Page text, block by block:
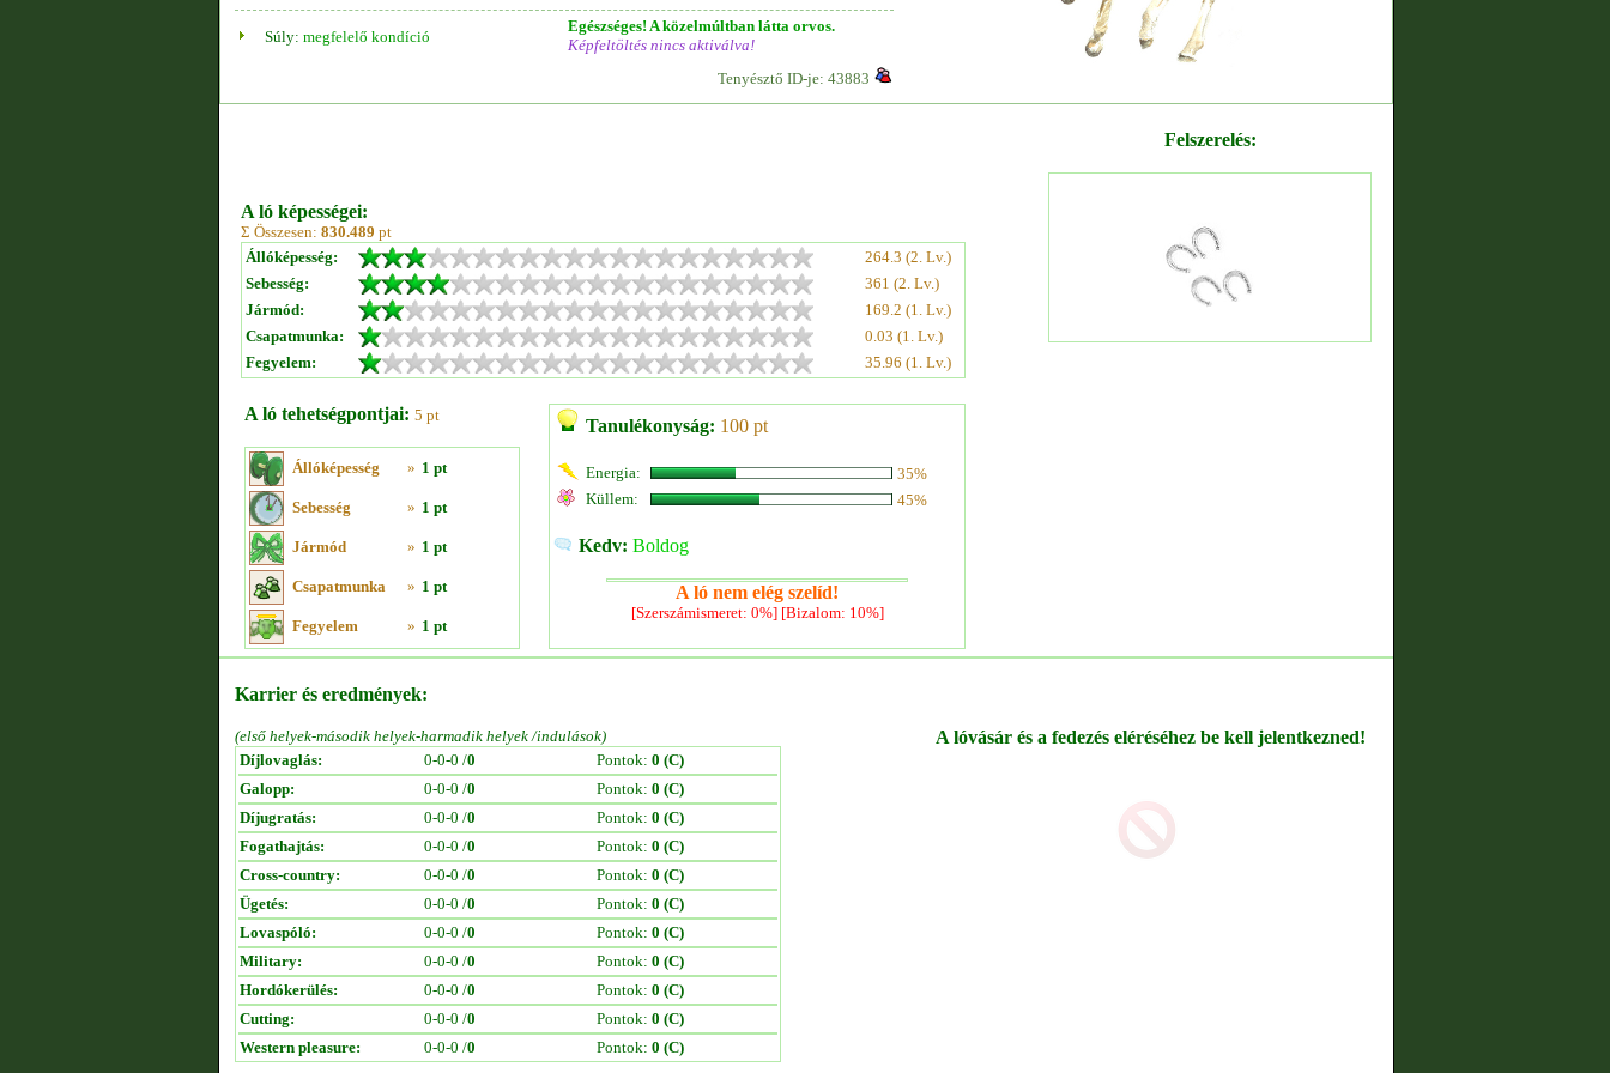
Súly: megfelelő kondíció
Egészséges! A közelmúltban látta orvos.
Képfeltöltés nincs aktiválva!
Tenyésztő ID-je: 43883
A ló képességei:
Σ Összesen: 830.489 pt
Állóképesség:
264.3 (2. Lv.)
Sebesség:
361 (2. Lv.)
Jármód:
169.2 (1. Lv.)
Csapatmunka:
0.03 (1. Lv.)
Fegyelem:
35.96 (1. Lv.)
A ló tehetségpontjai: 5 pt
Állóképesség » 1 pt
Sebesség » 1 pt
Jármód » 1 pt
Csapatmunka » 1 pt
Fegyelem » 1 pt
Tanulékonyság: 100 pt
Energia:
35%
Küllem:
45%
Kedv: Boldog
A ló nem elég szelíd!
[Szerszámismeret: 0%] [Bizalom: 10%]
Felszerelés:
Karrier és eredmények:
(első helyek-második helyek-harmadik helyek /indulások)
Díjlovaglás:
0-0-0 /0 Pontok: 0 (C)
Galopp:
0-0-0 /0 Pontok: 0 (C)
Díjugratás:
0-0-0 /0 Pontok: 0 (C)
Fogathajtás:
0-0-0 /0 Pontok: 0 (C)
Cross-country:
0-0-0 /0 Pontok: 0 (C)
Ügetés:
0-0-0 /0 Pontok: 0 (C)
Lovaspóló:
0-0-0 /0 Pontok: 0 (C)
Military:
0-0-0 /0 Pontok: 0 (C)
Hordókerülés:
0-0-0 /0 Pontok: 0 (C)
Cutting:
0-0-0 /0 Pontok: 0 (C)
Western pleasure:
0-0-0 /0 Pontok: 0 (C)
A lóvásár és a fedezés eléréséhez be kell jelentkezned!